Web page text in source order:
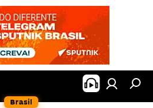
Brasil